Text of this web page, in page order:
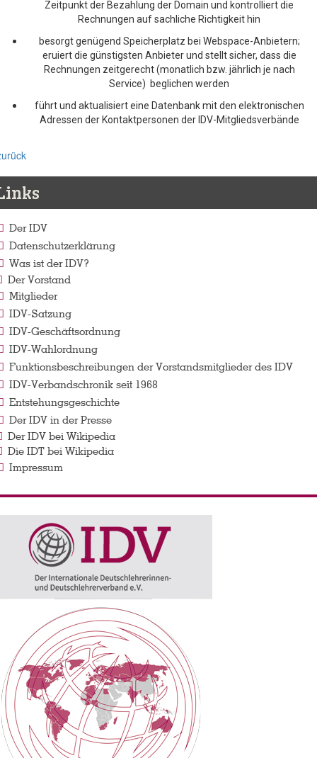
Zeitpunkt der Bezahlung der Domain und kontrolliert die
Rechnungen auf sachliche Richtigkeit hin
besorgt genügend Speicherplatz bei Webspace-Anbietern;
eruiert die günstigsten Anbieter und stellt sicher, dass die
Rechnungen zeitgerecht (monatlich bzw. jährlich je nach
Service) beglichen werden
führt und aktualisiert eine Datenbank mit den elektronischen
Adressen der Kontaktpersonen der IDV-Mitgliedsverbände
Der IDV
Datenschutzerklärung
Was ist der IDV?
Der Vorstand
Mitglieder
IDV-Satzung
IDV-Geschäftsordnung
IDV-Wahlordnung
Funktionsbeschreibungen der Vorstandsmitglieder des IDV
IDV-Verbandschronik seit 1968
Entstehungsgeschichte
Der IDV in der Presse
Der IDV bei Wikipedia
Die IDT bei Wikipedia
Impressum